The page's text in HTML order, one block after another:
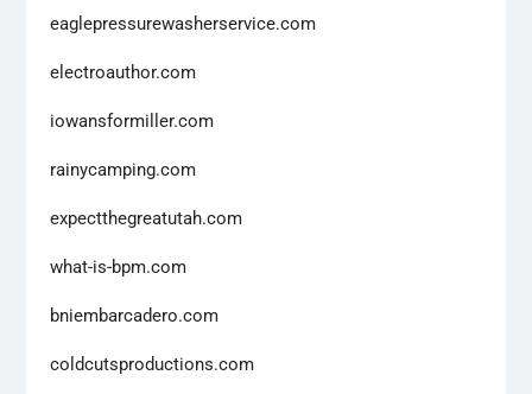
eaglepressurewasherservice.com
electroauthor.com
iowansformiller.com
rainycamping.com
expectthegreatutah.com
what-is-bpm.com
bniembarcadero.com
coldcutsproductions.com